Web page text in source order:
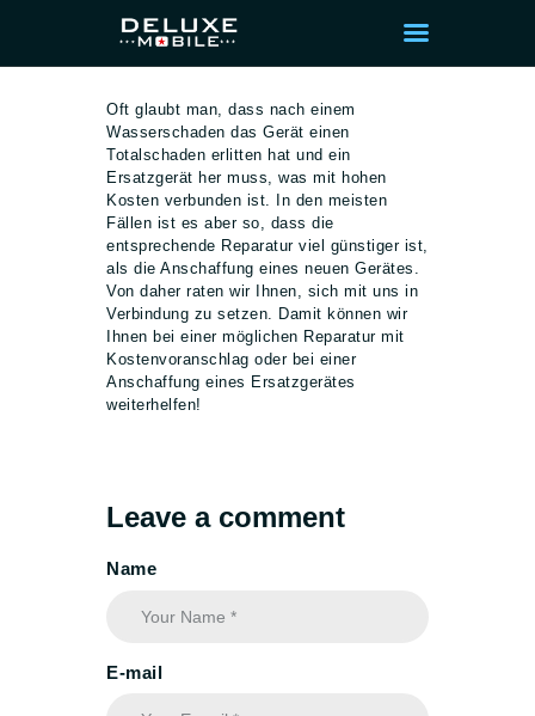
STARTSEITE
KOSTENVORANSCH
LAG ANFORDERN
PROFESSIONELLE
HARDWARE- &
SOFTWARE-
REINIGUNG – FÜR
BIOMETRISCHE
PASSBILDER
Oft glaubt man, dass nach einem
Wasserschaden das Gerät einen
Totalschaden erlitten hat und ein
Ersatzgerät her muss, was mit hohen
Kosten verbunden ist. In den meisten
Fällen ist es aber so, dass die
entsprechende Reparatur viel günstiger ist,
als die Anschaffung eines neuen Gerätes.
Von daher raten wir Ihnen, sich mit uns in
Verbindung zu setzen. Damit können wir
Ihnen bei einer möglichen Reparatur mit
Kostenvoranschlag oder bei einer
Anschaffung eines Ersatzgerätes
weiterhelfen!
Leave a comment
Name
E-mail